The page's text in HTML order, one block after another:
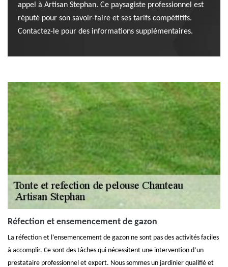
appel à Artisan Stephan. Ce paysagiste professionnel est
réputé pour son savoir-faire et ses tarifs compétitifs.
Contactez-le pour des informations supplémentaires.
Réfection et ensemencement de gazon
La réfection et l’ensemencement de gazon ne sont pas des activités faciles
à accomplir. Ce sont des tâches qui nécessitent une intervention d’un
prestataire professionnel et expert. Nous sommes un jardinier qualifié et